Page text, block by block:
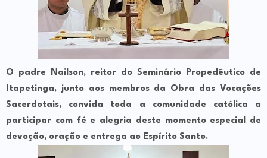
O padre Nailson, reitor do Seminário Propedêutico de
Itapetinga, junto aos membros da Obra das Vocações
Sacerdotais, convida toda a comunidade católica a
participar com fé e alegria deste momento especial de
devoção, oração e entrega ao Espírito Santo.